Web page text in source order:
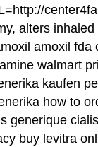
alters
amoxil
walmart
kaufen
how to
generique
buy levitra